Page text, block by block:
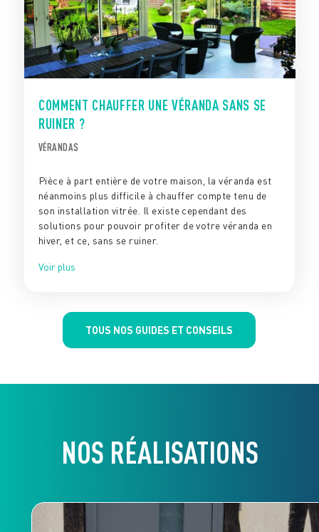
COMMENT CHAUFFER UNE VÉRANDA SANS SE
RUINER ?
VÉRANDAS
Pièce à part entière de votre maison, la véranda est
néanmoins plus difficile à chauffer compte tenu de
son installation vitrée. Il existe cependant des
solutions pour pouvoir profiter de votre véranda en
hiver, et ce, sans se ruiner.
Voir plus
TOUS NOS GUIDES ET CONSEILS
NOS RÉALISATIONS